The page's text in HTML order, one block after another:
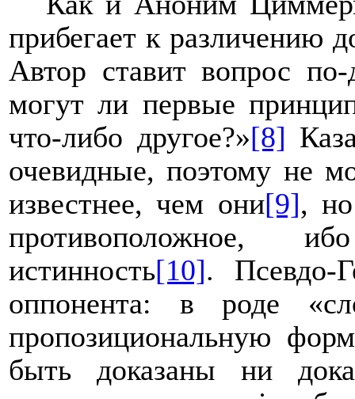
прибегает к различению
Автор ставит вопрос
могут ли первые
что-либо другое?»[8]
очевидные, поэтому не
известнее, чем они[9],
противоположное,
истинность[10]. Псевдо-
оппонента: в роде
пропозициональную
быть доказаны ни